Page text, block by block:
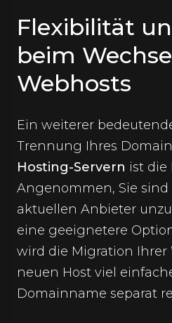
Flexibilität
beim
Webhosts
Ein weiterer
Trennung Ihres
Hosting-Servern ist die
Angenommen, Sie
aktuellen Anbieter
eine geeignetere
wird die Migration Ihrer
neuen Host viel
Domainname separat